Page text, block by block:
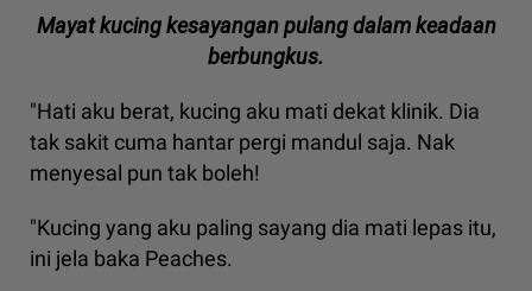
Mayat kucing kesayangan pulang dalam keadaan
berbungkus.
"Hati aku berat, kucing aku mati dekat klinik. Dia
tak sakit cuma hantar pergi mandul saja. Nak
menyesal pun tak boleh!
"Kucing yang aku paling sayang dia mati lepas itu,
ini jela baka Peaches.